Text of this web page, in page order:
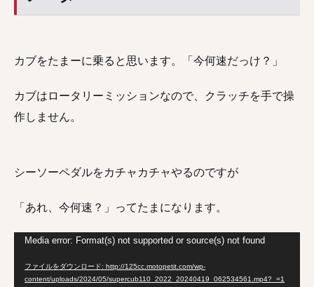
カブをたまーに乗ると思います。「今何速だっけ？」
カブはロータリーミッションなので、クラッチを手で操
作しません。
シーソーペダルをカチャカチャやるのですが
「あれ、今何速？」ってたまになります。
Media error: Format(s) not supported or source(s) not found
ファイルをダウンロード: http://125cc.motopetit.com/wp-
content/uploads/2024/05/supercub110_2022_20240419_062534561.mp4?_=1